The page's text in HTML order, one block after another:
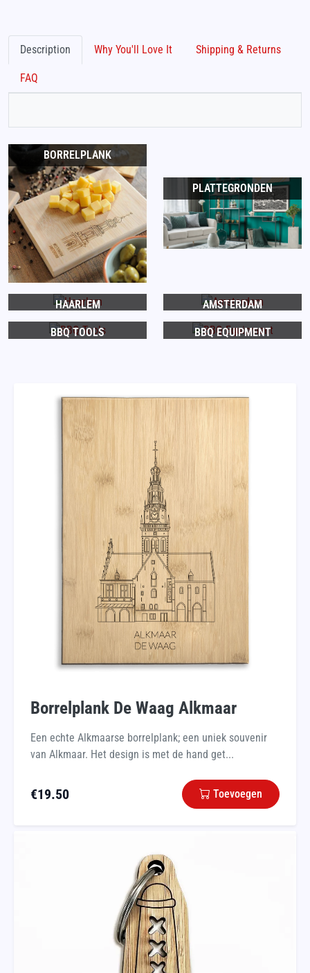
Description Why You'll Love It Shipping & Returns
FAQ
BORRELPLANK
PLATTEGRONDEN
HAARLEM AMSTERDAM
BBQ TOOLS BBQ EQUIPMENT
Borrelplank De Waag Alkmaar
Een echte Alkmaarse borrelplank; een uniek souvenir
van Alkmaar. Het design is met de hand get...
€19.50 Toevoegen